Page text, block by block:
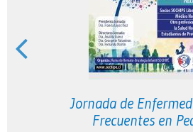
Jornada de
Frecuentes en